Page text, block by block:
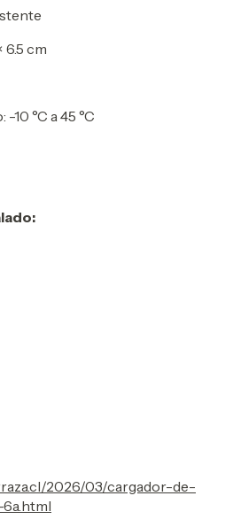
6.5 cm
10 °C a 45 °C
2026/03/cargador-de-